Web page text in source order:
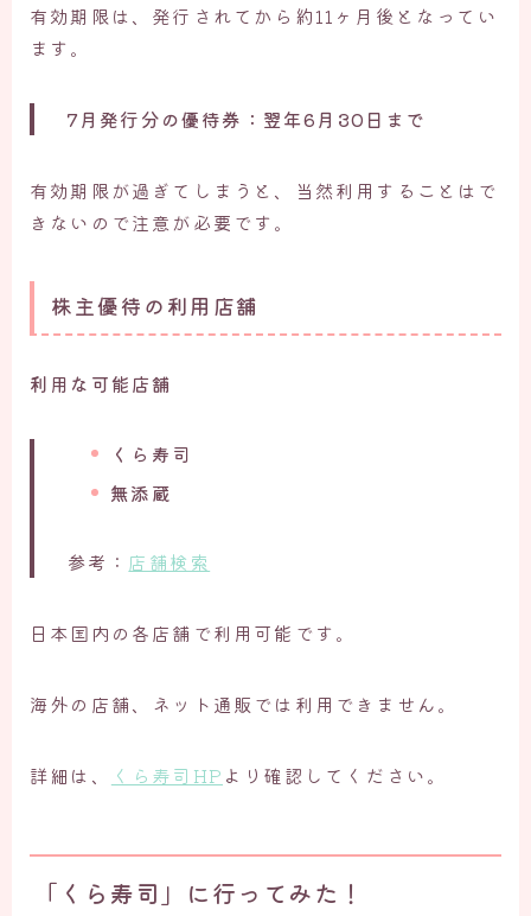
有効期限は、発行されてから約11ヶ月後となってい
ます。
7月発行分の優待券：翌年6月30日まで
有効期限が過ぎてしまうと、当然利用することはで
きないので注意が必要です。
株主優待の利用店舗
利用な可能店舗
くら寿司
無添蔵
参考： 店舗検索
日本国内の各店舗で利用可能です。
海外の店舗、ネット通販では利用できません。
詳細は、 くら寿司HP より確認してください。
「くら寿司」に行ってみた！